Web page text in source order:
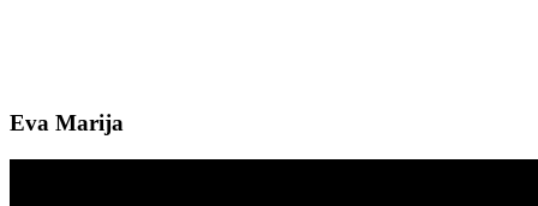
Eva Marija